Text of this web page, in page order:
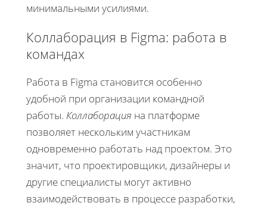
минимальными усилиями.
Коллаборация в Figma: работа в
командах
Работа в Figma становится особенно
удобной при организации командной
работы. Коллаборация на платформе
позволяет нескольким участникам
одновременно работать над проектом. Это
значит, что проектировщики, дизайнеры и
другие специалисты могут активно
взаимодействовать в процессе разработки,